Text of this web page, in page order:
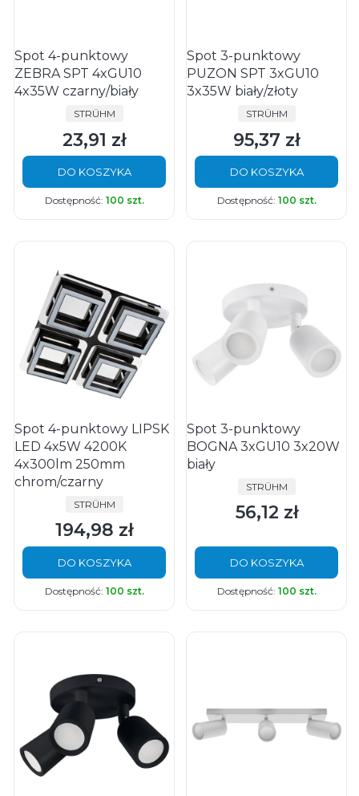
Spot 4-punktowy
ZEBRA SPT 4xGU10
4x35W czarny/biały
PRODUCENT
STRÜHM
Cena
23,91 zł
DO KOSZYKA
Dostępność: 100 szt.
Spot 3-punktowy
PUZON SPT 3xGU10
3x35W biały/złoty
PRODUCENT
STRÜHM
Cena
95,37 zł
DO KOSZYKA
Dostępność: 100 szt.
Spot 4-punktowy LIPSK
LED 4x5W 4200K
4x300lm 250mm
chrom/czarny
PRODUCENT
STRÜHM
Cena
194,98 zł
DO KOSZYKA
Dostępność: 100 szt.
Spot 3-punktowy
BOGNA 3xGU10 3x20W
biały
PRODUCENT
STRÜHM
Cena
56,12 zł
DO KOSZYKA
Dostępność: 100 szt.